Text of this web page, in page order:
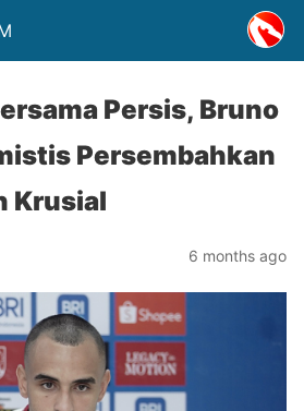
Persis, Bruno
Persembahkan
Krusial
6 months ago